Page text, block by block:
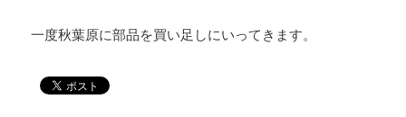
一度秋葉原に部品を買い足しにいってきます。